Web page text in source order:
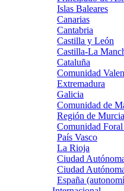
Islas Baleares
Canarias
Cantabria
Castilla y León
Castilla-La
Cataluña
Comunidad
Extremadura
Galicia
Comunidad de
Región de Murcia
Comunidad
País Vasco
La Rioja
Ciudad
Ciudad
España